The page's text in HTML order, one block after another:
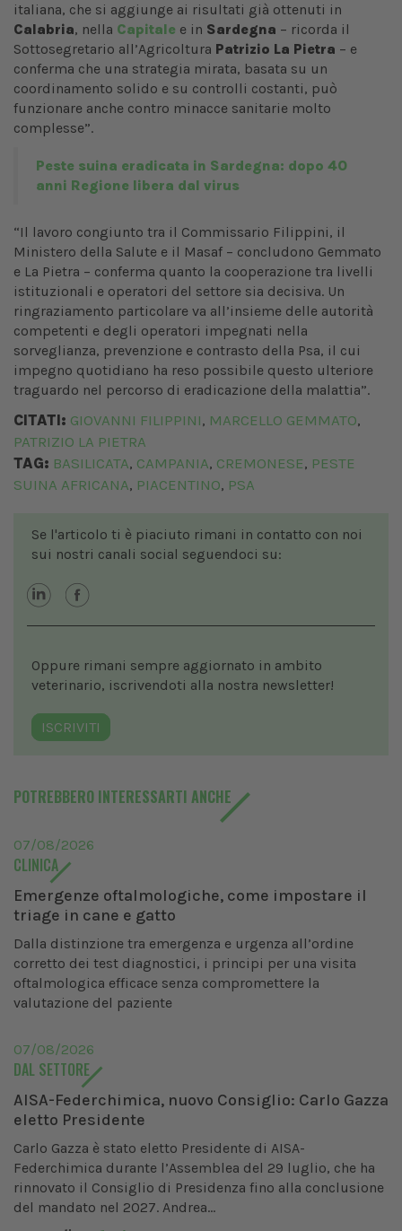
italiana, che si aggiunge ai risultati già ottenuti in
Calabria, nella Capitale e in Sardegna – ricorda il
Sottosegretario all’Agricoltura Patrizio La Pietra – e
conferma che una strategia mirata, basata su un
coordinamento solido e su controlli costanti, può
funzionare anche contro minacce sanitarie molto
complesse”.
Peste suina eradicata in Sardegna: dopo 40
anni Regione libera dal virus
“Il lavoro congiunto tra il Commissario Filippini, il
Ministero della Salute e il Masaf – concludono Gemmato
e La Pietra – conferma quanto la cooperazione tra livelli
istituzionali e operatori del settore sia decisiva. Un
ringraziamento particolare va all’insieme delle autorità
competenti e degli operatori impegnati nella
sorveglianza, prevenzione e contrasto della Psa, il cui
impegno quotidiano ha reso possibile questo ulteriore
traguardo nel percorso di eradicazione della malattia”.
CITATI: GIOVANNI FILIPPINI, MARCELLO GEMMATO,
PATRIZIO LA PIETRA
TAG: BASILICATA, CAMPANIA, CREMONESE, PESTE
SUINA AFRICANA, PIACENTINO, PSA
Se l'articolo ti è piaciuto rimani in contatto con noi
sui nostri canali social seguendoci su:
Oppure rimani sempre aggiornato in ambito
veterinario, iscrivendoti alla nostra newsletter!
ISCRIVITI
POTREBBERO INTERESSARTI ANCHE
07/08/2026
CLINICA
Emergenze oftalmologiche, come impostare il
triage in cane e gatto
Dalla distinzione tra emergenza e urgenza all’ordine
corretto dei test diagnostici, i principi per una visita
oftalmologica efficace senza compromettere la
valutazione del paziente
07/08/2026
DAL SETTORE
AISA-Federchimica, nuovo Consiglio: Carlo Gazza
eletto Presidente
Carlo Gazza è stato eletto Presidente di AISA-
Federchimica durante l’Assemblea del 29 luglio, che ha
rinnovato il Consiglio di Presidenza fino alla conclusione
del mandato nel 2027. Andrea...